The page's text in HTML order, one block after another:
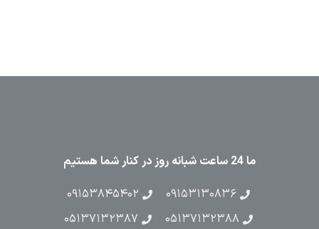
ما 24 ساعت شبانه روز در کنار شما هستیم
۰۹۱۵۳۱۳۰۸۳۶
۰۹۱۵۳۸۴۵۴۰۲
۰۵۱۳۷۱۳۲۳۸۸
۰۵۱۳۷۱۳۲۳۸۷